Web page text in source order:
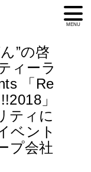
MENU
”の啓
ィーラ
「Re
」
ティに
ベント
プ会社